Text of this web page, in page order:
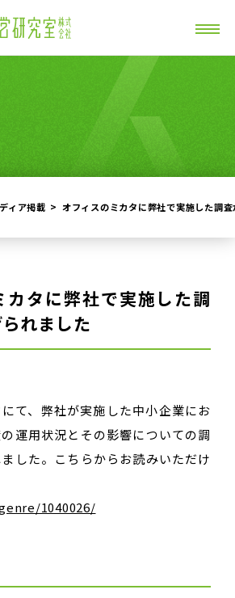
ィア掲載 オフィスのミカタに弊社で実施した調
カタに弊社で実施した調
れました
て、弊社が実施した中小企業にお
運用状況とその影響についての調
した。こちらからお読みいただけ
1040026/